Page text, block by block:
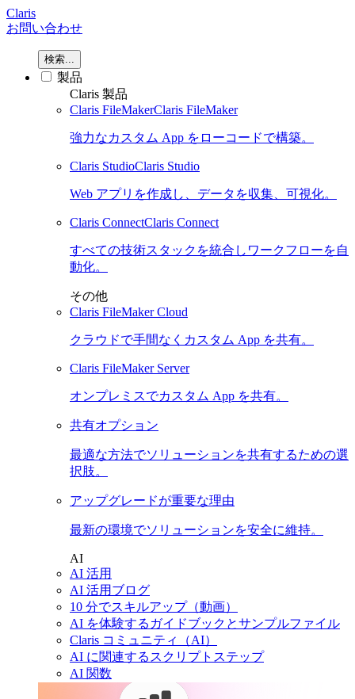
Claris
お問い合わせ
検索...
製品
Claris 製品
Claris FileMakerClaris FileMaker
強力なカスタム App をローコードで構築。
Claris StudioClaris Studio
Web アプリを作成し、データを収集、可視化。
Claris ConnectClaris Connect
すべての技術スタックを統合しワークフローを自
動化。
その他
Claris FileMaker Cloud
クラウドで手間なくカスタム App を共有。
Claris FileMaker Server
オンプレミスでカスタム App を共有。
共有オプション
最適な方法でソリューションを共有するための選
択肢。
アップグレードが重要な理由
最新の環境でソリューションを安全に維持。
AI
AI 活用
AI 活用ブログ
10 分でスキルアップ（動画）
AI を体験するガイドブックとサンプルファイル
Claris コミュニティ（AI）
AI に関連するスクリプトステップ
AI 関数